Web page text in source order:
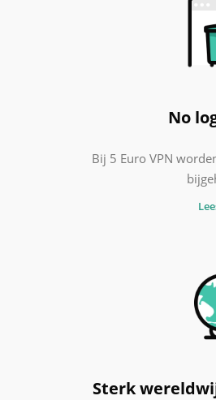
No
Bij 5 Euro VPN
Sterk